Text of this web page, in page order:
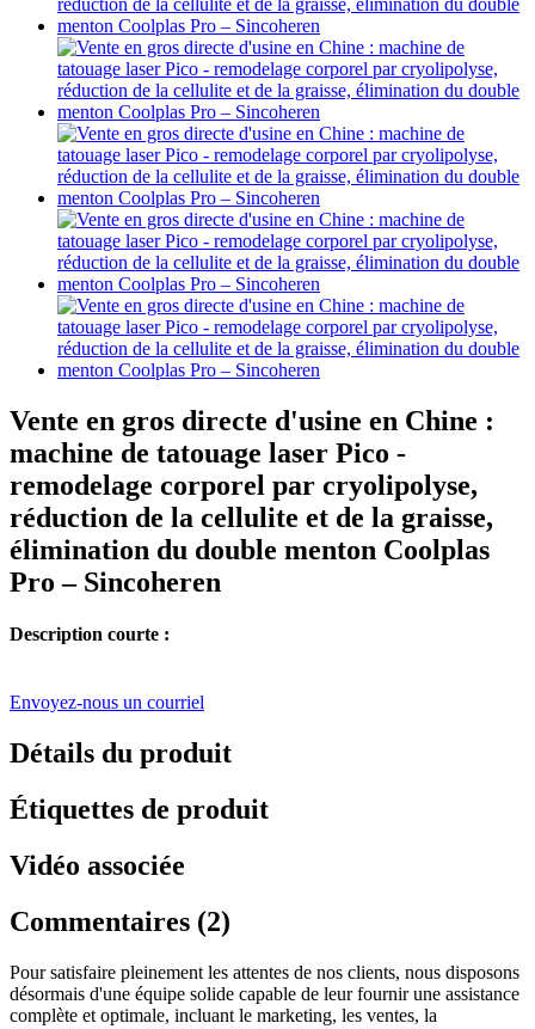
Vente en gros directe d'usine en Chine :
machine de tatouage laser Pico -
remodelage corporel par cryolipolyse,
réduction de la cellulite et de la graisse,
élimination du double menton Coolplas
Pro – Sincoheren
Description courte :
Envoyez-nous un courriel
Détails du produit
Étiquettes de produit
Vidéo associée
Commentaires (2)
Pour satisfaire pleinement les attentes de nos clients, nous disposons
désormais d'une équipe solide capable de leur fournir une assistance
complète et optimale, incluant le marketing, les ventes, la